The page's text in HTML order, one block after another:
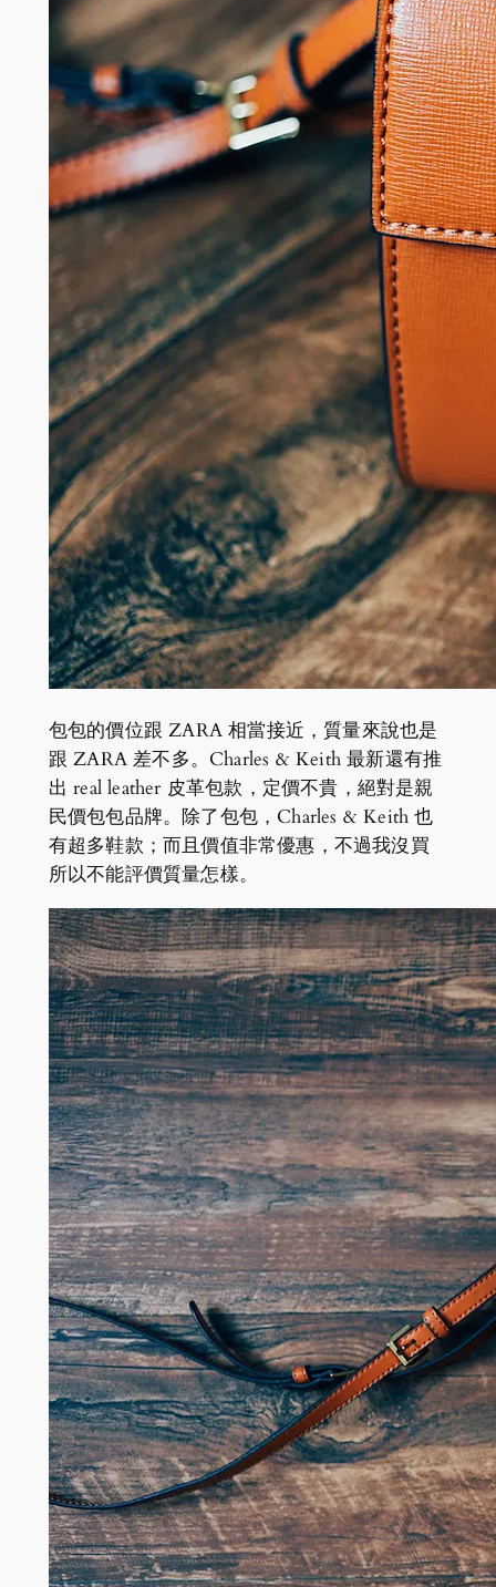
包包的價位跟 ZARA 相當接近，質量來說也是
跟 ZARA 差不多。Charles & Keith 最新還有推
出 real leather 皮革包款，定價不貴，絕對是親
民價包包品牌。除了包包，Charles & Keith 也
有超多鞋款；而且價值非常優惠，不過我沒買
所以不能評價質量怎樣。